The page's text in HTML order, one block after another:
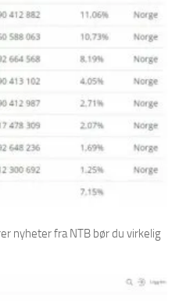
nyheter fra NTB bør du virkelig